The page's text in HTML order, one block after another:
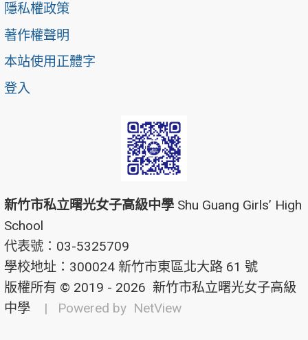
隱私權政策
著作權聲明
本站使用正體字
登入
新竹市私立曙光女子高級中學 Shu Guang Girls’ High
School
代表號：03-5325709
學校地址：300024 新竹市東區北大路 61 號
版權所有 © 2019 - 2026 新竹市私立曙光女子高級
中學
| Powered by NetView